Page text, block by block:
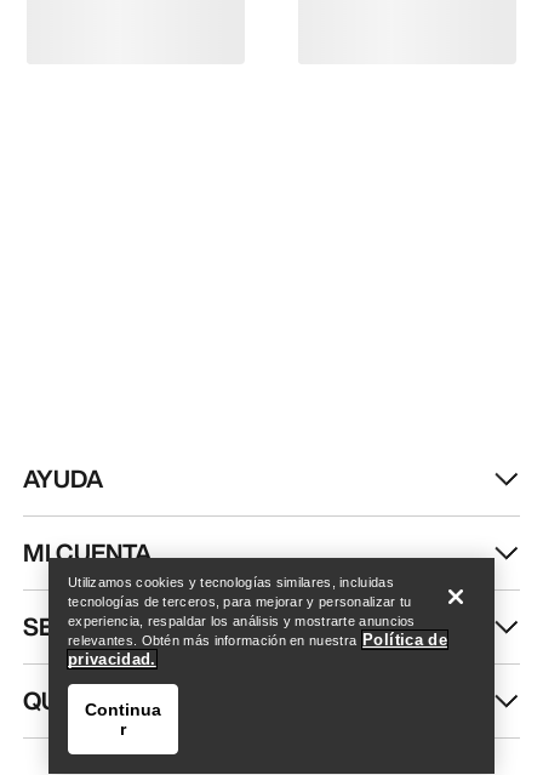
Encuentra una tienda Help
AYUDA
MI CUENTA
SEGUIR COMPRANDO
QUIÉNES SOMOS
Utilizamos cookies y tecnologías similares, incluidas
tecnologías de terceros, para mejorar y personalizar tu
experiencia, respaldar los análisis y mostrarte anuncios
relevantes. Obtén más información en nuestra Política de
privacidad.
Continua
r